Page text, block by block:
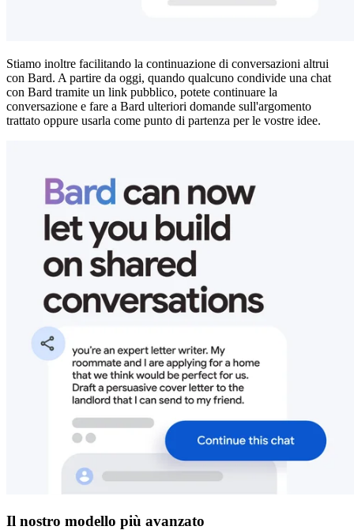
Stiamo inoltre facilitando la continuazione di conversazioni altrui
con Bard. A partire da oggi, quando qualcuno condivide una chat
con Bard tramite un link pubblico, potete continuare la
conversazione e fare a Bard ulteriori domande sull'argomento
trattato oppure usarla come punto di partenza per le vostre idee.
Il nostro modello più avanzato